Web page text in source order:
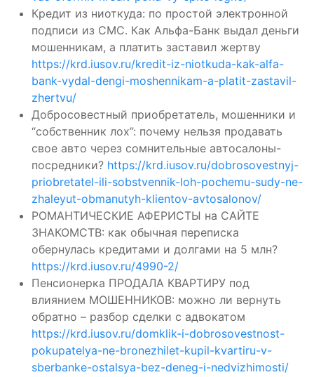
Кредит из ниоткуда: по простой электронной
подписи из СМС. Как Альфа-Банк выдал деньги
мошенникам, а платить заставил жертву
https://krd.iusov.ru/kredit-iz-niotkuda-kak-alfa-
bank-vydal-dengi-moshennikam-a-platit-zastavil-
zhertvu/
Добросовестный приобретатель, мошенники и
“собственник лох”: почему нельзя продавать
свое авто через сомнительные автосалоны-
посредники? https://krd.iusov.ru/dobrosovestnyj-
priobretatel-ili-sobstvennik-loh-pochemu-sudy-ne-
zhaleyut-obmanutyh-klientov-avtosalonov/
РОМАНТИЧЕСКИЕ АФЕРИСТЫ на САЙТЕ
ЗНАКОМСТВ: как обычная переписка
обернулась кредитами и долгами на 5 млн?
https://krd.iusov.ru/4990-2/
Пенсионерка ПРОДАЛА КВАРТИРУ под
влиянием МОШЕННИКОВ: можно ли вернуть
обратно – разбор сделки с адвокатом
https://krd.iusov.ru/domklik-i-dobrosovestnost-
pokupatelya-ne-bronezhilet-kupil-kvartiru-v-
sberbanke-ostalsya-bez-deneg-i-nedvizhimosti/